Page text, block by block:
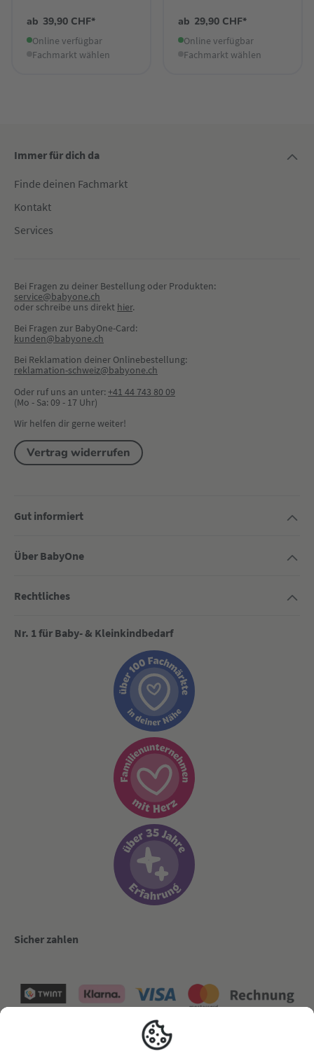
ab 39,90 CHF*
Online verfügbar
Fachmarkt wählen
ab 29,90 CHF*
Online verfügbar
Fachmarkt wählen
Immer für dich da
Finde deinen Fachmarkt
Kontakt
Services
Bei Fragen zu deiner Bestellung oder Produkten:
service@babyone.ch
oder schreibe uns direkt hier.
Bei Fragen zur BabyOne-Card:
kunden@babyone.ch
Bei Reklamation deiner Onlinebestellung:
reklamation-schweiz@babyone.ch
Oder ruf uns an unter:+41 44 743 80 09
(Mo - Sa: 09 - 17 Uhr)
Wir helfen dir gerne weiter!
Vertrag widerrufen
Gut informiert
Über BabyOne
Rechtliches
Nr. 1 für Baby- & Kleinkindbedarf
Sicher zahlen